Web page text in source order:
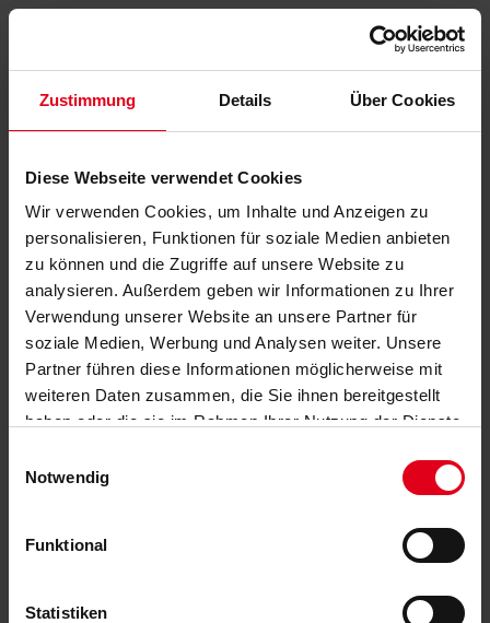
Zustimmung Details Über Cookies
Diese Webseite verwendet Cookies
Wir verwenden Cookies, um Inhalte und Anzeigen zu
personalisieren, Funktionen für soziale Medien anbieten
zu können und die Zugriffe auf unsere Website zu
analysieren. Außerdem geben wir Informationen zu Ihrer
Verwendung unserer Website an unsere Partner für
soziale Medien, Werbung und Analysen weiter. Unsere
Partner führen diese Informationen möglicherweise mit
weiteren Daten zusammen, die Sie ihnen bereitgestellt
haben oder die sie im Rahmen Ihrer Nutzung der Dienste
Notwendig
Funktional
Statistiken